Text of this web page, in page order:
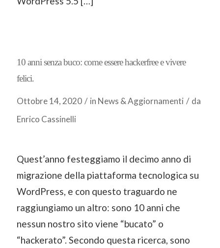
10 anni senza buco: come essere hackerfree e vivere
felici.
Ottobre 14, 2020 / in News & Aggiornamenti / da
Enrico Cassinelli
Quest’anno festeggiamo il decimo anno di
migrazione della piattaforma tecnologica su
WordPress, e con questo traguardo ne
raggiungiamo un altro: sono 10 anni che
nessun nostro sito viene “bucato” o
“hackerato”. Secondo questa ricerca, sono